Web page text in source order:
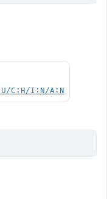
C:H/I:N/A:N